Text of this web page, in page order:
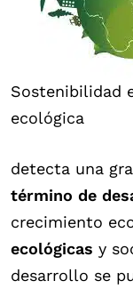
Sostenibilidad
ecológica
detecta una
término de
crecimiento
ecológicas y
desarrollo se